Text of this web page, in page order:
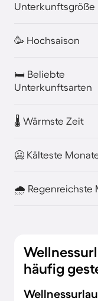
Unterkunftsgröße
🥳 Hochsaison
🛏️ Beliebte
Unterkunftsarten
🌡️ Wärmste Zeit
🥶 Kälteste
🌧️ Regenreichste
häufig